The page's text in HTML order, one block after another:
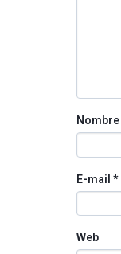
Nombre
E-mail *
Web